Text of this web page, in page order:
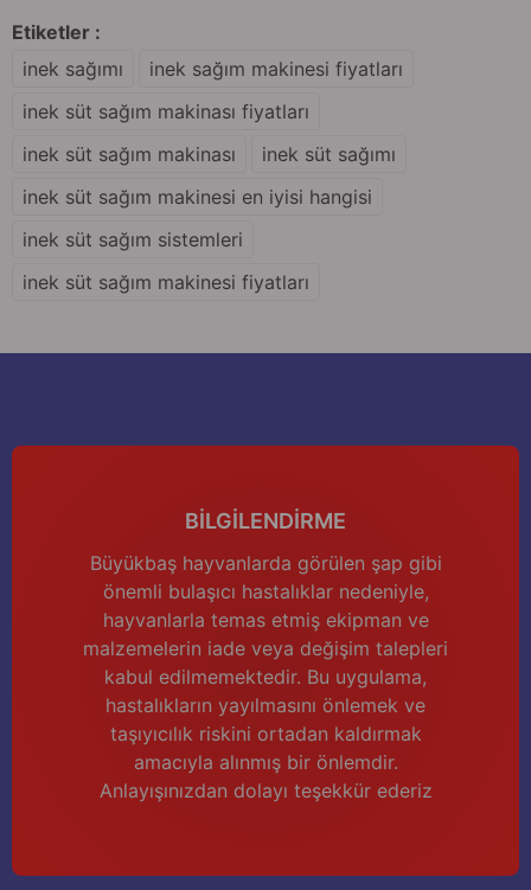
Ürün resmi kalitesiz, bozuk veya görüntülenemiyor.
Ürün fiyatı diğer sitelerden daha pahalı.
Bu ürüne benzer farklı alternatifler olmalı.
Deneyimini Paylaş
Etiketler :
inek sağımı
inek sağım makinesi fiyatları
inek süt sağım makinası fiyatları
inek süt sağım makinası
inek süt sağımı
inek süt sağım makinesi en iyisi hangisi
inek süt sağım sistemleri
inek süt sağım makinesi fiyatları
BİLGİLENDİRME
Büyükbaş hayvanlarda görülen şap gibi
önemli bulaşıcı hastalıklar nedeniyle,
hayvanlarla temas etmiş ekipman ve
malzemelerin iade veya değişim talepleri
kabul edilmemektedir. Bu uygulama,
hastalıkların yayılmasını önlemek ve
taşıyıcılık riskini ortadan kaldırmak
amacıyla alınmış bir önlemdir.
Anlayışınızdan dolayı teşekkür ederiz